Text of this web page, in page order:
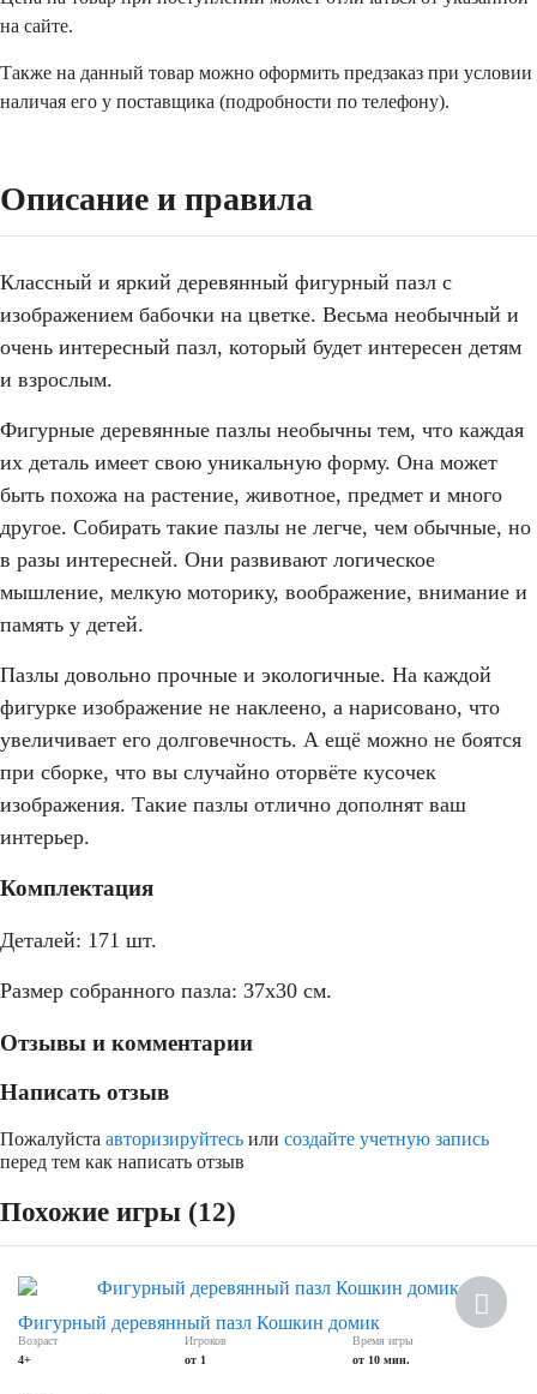
на сайте.
Также на данный товар можно оформить предзаказ при условии
наличая его у поставщика (подробности по телефону).
Описание и правила
Классный и яркий деревянный фигурный пазл с
изображением бабочки на цветке. Весьма необычный и
очень интересный пазл, который будет интересен детям
и взрослым.
Фигурные деревянные пазлы необычны тем, что каждая
их деталь имеет свою уникальную форму. Она может
быть похожа на растение, животное, предмет и много
другое. Собирать такие пазлы не легче, чем обычные, но
в разы интересней. Они развивают логическое
мышление, мелкую моторику, воображение, внимание и
память у детей.
Пазлы довольно прочные и экологичные. На каждой
фигурке изображение не наклеено, а нарисовано, что
увеличивает его долговечность. А ещё можно не боятся
при сборке, что вы случайно оторвёте кусочек
изображения. Такие пазлы отлично дополнят ваш
интерьер.
Комплектация
Деталей: 171 шт.
Размер собранного пазла: 37х30 см.
Отзывы и комментарии
Написать отзыв
Пожалуйста авторизируйтесь или создайте учетную запись
перед тем как написать отзыв
Похожие игры (12)
Фигурный деревянный пазл Кошкин домик
Возраст
4+
Игроков
от 1
Время игры
от 10 мин.